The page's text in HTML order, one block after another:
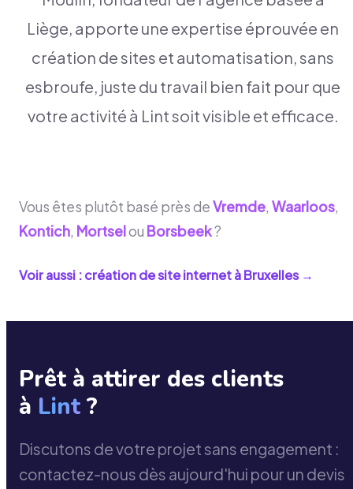
Liège, apporte une expertise éprouvée en
création de sites et automatisation, sans
esbroufe, juste du travail bien fait pour que
votre activité à Lint soit visible et efficace.
Vous êtes plutôt basé près deVremde, Waarloos,
Kontich, Mortselou Borsbeek?
Voir aussi : création de site internet àBruxelles→
Prêt à attirer des clients
à Lint ?
Discutons de votre projet sans engagement :
contactez-nous dès aujourd'hui pour un devis